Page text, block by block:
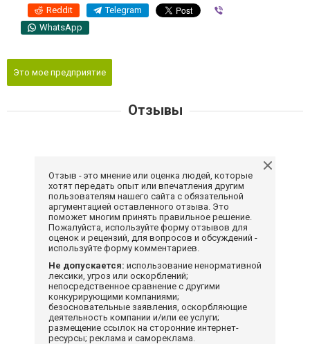
Reddit Telegram
WhatsApp
Это мое предприятие
Отзывы
Отзыв - это мнение или оценка людей, которые
хотят передать опыт или впечатления другим
пользователям нашего сайта с обязательной
аргументацией оставленного отзыва. Это
поможет многим принять правильное решение.
Пожалуйста, используйте форму отзывов для
оценок и рецензий, для вопросов и обсуждений -
используйте форму комментариев.
Не допускается: использование ненормативной
лексики, угроз или оскорблений;
непосредственное сравнение с другими
конкурирующими компаниями;
безосновательные заявления, оскорбляющие
деятельность компании и/или ее услуги;
размещение ссылок на сторонние интернет-
ресурсы; реклама и самореклама.